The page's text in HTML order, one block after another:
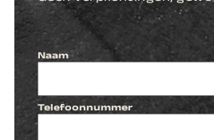
Naam
Telefoonnummer